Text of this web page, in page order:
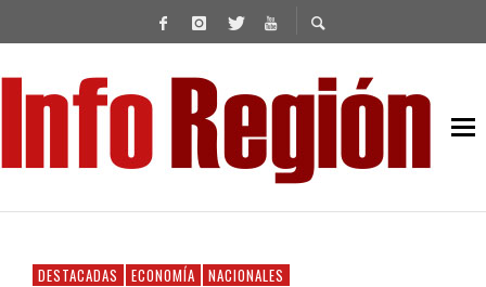
DESTACADAS ECONOMÍA NACIONALES